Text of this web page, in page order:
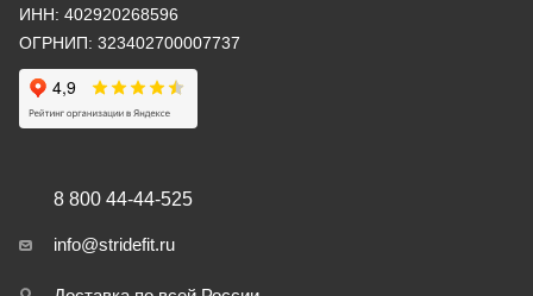
ИНН: 402920268596
ОГРНИП: 323402700007737
8 800 44-44-525
info@stridefit.ru